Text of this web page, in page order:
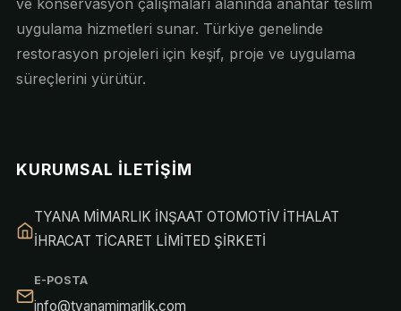
uygulama hizmetleri sunar. Türkiye genelinde
restorasyon projeleri için keşif, proje ve uygulama
süreçlerini yürütür.
KURUMSAL İLETIŞIM
TYANA MİMARLIK İNŞAAT OTOMOTİV İTHALAT
İHRACAT TİCARET LİMİTED ŞİRKETİ
E-POSTA
info@tyanamimarlik.com